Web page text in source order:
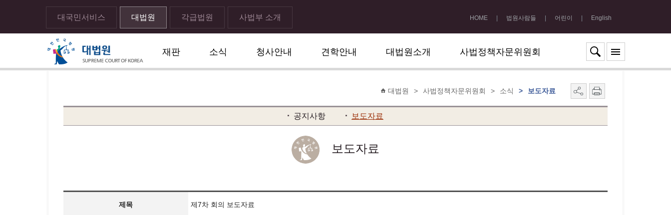
대국민서비스 대법원 각급법원 사법부 소개 HOME 법원사람들 어린이 English
재판 소식 청사안내 견학안내 대법원소개 사법정책자문위원회
메뉴전체보기
대법원 > 사법정책자문위원회 > 소식 > 보도자료
공지사항 보도자료
보도자료
제목 제7차 회의 보도자료